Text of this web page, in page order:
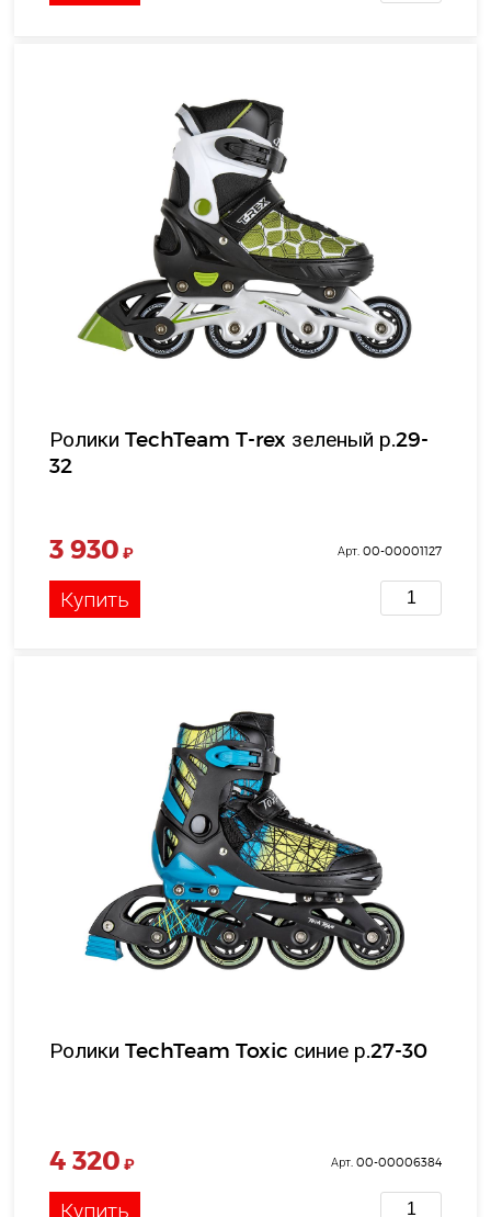
Ролики TechTeam T-rex зеленый р.29-
32
3 930 ₽ Арт. 00-00001127
Купить
Ролики TechTeam Toxic синие р.27-30
4 320 ₽ Арт. 00-00006384
Купить